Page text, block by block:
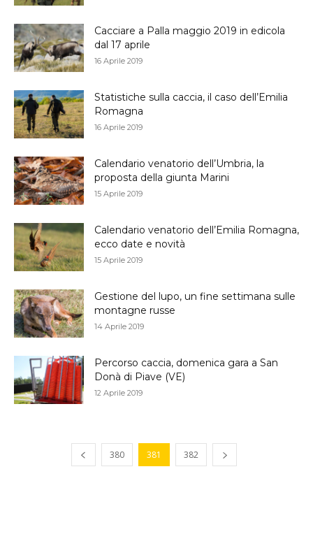
Cacciare a Palla maggio 2019 in edicola
dal 17 aprile
16 Aprile 2019
Statistiche sulla caccia, il caso dell’Emilia
Romagna
16 Aprile 2019
Calendario venatorio dell’Umbria, la
proposta della giunta Marini
15 Aprile 2019
Calendario venatorio dell’Emilia Romagna,
ecco date e novità
15 Aprile 2019
Gestione del lupo, un fine settimana sulle
montagne russe
14 Aprile 2019
Percorso caccia, domenica gara a San
Donà di Piave (VE)
12 Aprile 2019
380 381 382